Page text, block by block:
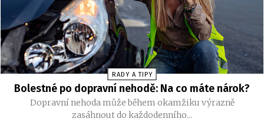
RADY A TIPY
Bolestné po dopravní nehodě: Na co máte nárok?
Dopravní nehoda může během okamžiku výrazně
zasáhnout do každodenního...